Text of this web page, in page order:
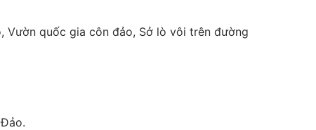
Vườn quốc gia côn đảo, Sở lò vôi trên đường